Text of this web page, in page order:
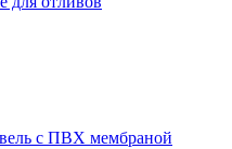
с ПВХ мембраной